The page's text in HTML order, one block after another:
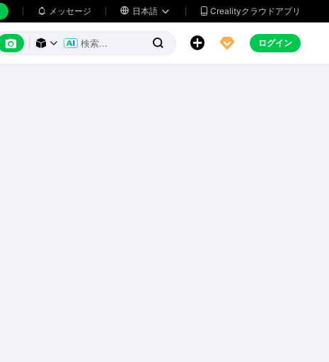
 メッセージ  日本語   Crealityクラウドアプリ
      ログイン